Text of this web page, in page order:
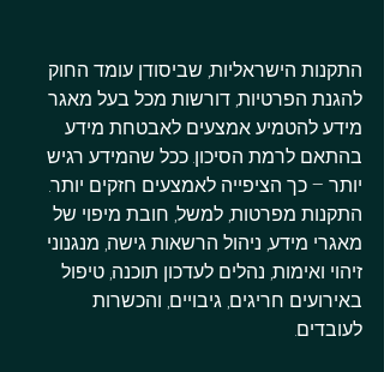
התקנות הישראליות, שביסודן עומד החוק
להגנת הפרטיות, דורשות מכל בעל מאגר
מידע להטמיע אמצעים לאבטחת מידע
בהתאם לרמת הסיכון. ככל שהמידע רגיש
יותר – כך הציפייה לאמצעים חזקים יותר.
התקנות מפרטות, למשל, חובת מיפוי של
מאגרי מידע, ניהול הרשאות גישה, מנגנוני
זיהוי ואימות, נהלים לעדכון תוכנה, טיפול
באירועים חריגים, גיבויים, והכשרות
לעובדים.